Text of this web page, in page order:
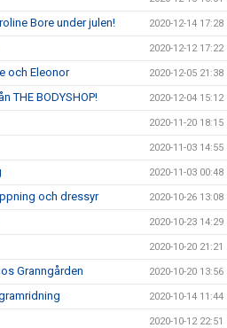
Bore under julen! 2020-12-14 17:28
2020-12-12 17:22
och Eleonor 2020-12-05 21:38
THE BODYSHOP! 2020-12-04 15:12
2020-11-20 18:15
2020-11-03 14:55
2020-11-03 00:48
och dressyr 2020-10-26 13:08
2020-10-23 14:29
2020-10-20 21:21
Granngården 2020-10-20 13:56
2020-10-14 11:44
2020-10-12 22:51